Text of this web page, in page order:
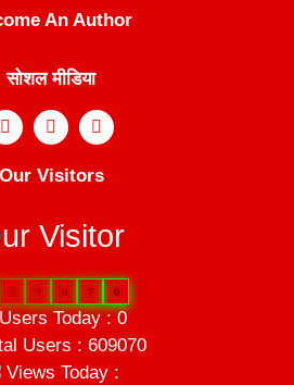
An Author
सोशल मीडिया
Our Visitors
Visitor
0 9 0 7 0
Today : 0
Users : 609070
Views Today :